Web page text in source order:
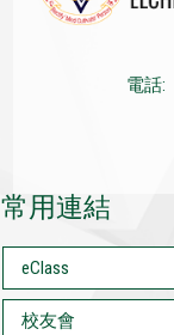
電話:
常用連結
eClass
校友會